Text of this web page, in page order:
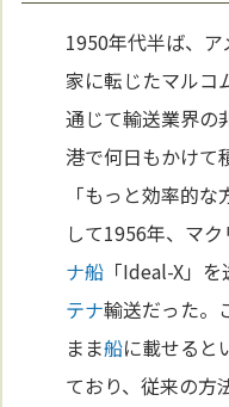
1950年代半ば、
家に転じたマルコ
通じて輸送業界の
港で何日もかけて
「もっと効率的
して1956年、マ
ナ船 「Ideal-X」
テナ輸送だった。
まま船に載せると
ており、従来の方